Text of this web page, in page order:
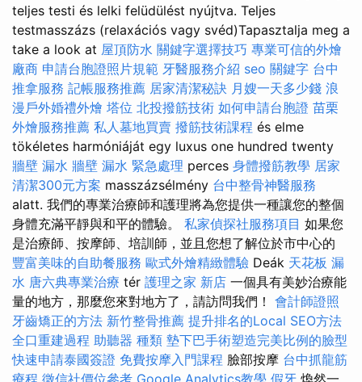
teljes testi és lelki felüdülést nyújtva. Teljes
testmasszázs (relaxációs vagy svéd)Tapasztalja meg a
take a look at 屋頂防水 關鍵字選擇技巧 專業可信的外燴
廠商 申請台胞證照片規範 牙醫服務介紹 seo 關鍵字 台中
推拿服務 記帳服務推薦 居家清潔秘訣 月嫂一天多少錢 浪
漫戶外婚禮外燴 塔位 北投撥筋技術 如何申請台胞證 苗栗
外燴服務推薦 私人墓地買賣 撥筋技術課程 és elme
tökéletes harmóniáját egy luxus one hundred twenty
牆壁 漏水 牆壁 漏水 緊急處理 perces 身體撥筋教學 居家
清潔300元方案 masszázsélmény 台中整骨神醫服務
alatt. 我們的專業治療師和護理將為您提供一種讓您的整個
身體充滿平靜與和平的體驗。 私家偵探社服務項目 如果您
是治療師、按摩師、培訓師，並且您想了解位於市中心的
豐富美味的自助餐服務 歐式外燴精緻體驗 Deák 天花板 漏
水 唐六典專業治療 tér 護理之家 新店 一個具有美妙治療能
量的地方，那麼您來對地方了，請訪問我們！ 會計師證照
牙齒矯正的方法 新竹整骨推薦 提升排名的Local SEO方法
全口重建過程 助聽器 種類 墊下巴手術塑造完美比例的臉型
快速申請泰國簽證 免費按摩入門課程 臉部按摩 台中抓龍筋
療程 徵信社價位參考 Google Analytics教學 假牙 煥然一